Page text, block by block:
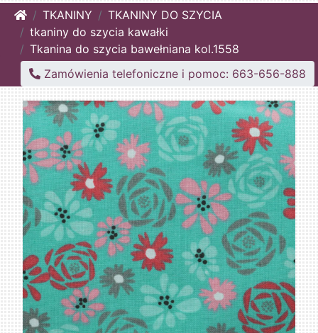
HomeTKANINY
TKANINY DO SZYCIA
tkaniny do szycia kawałki
Tkanina do szycia bawełniana kol.1558
Zamówienia telefoniczne i pomoc: 663-656-888